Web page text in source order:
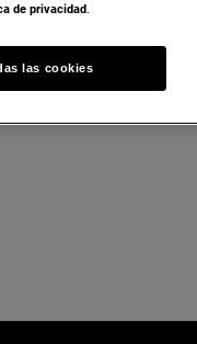
de privacidad.
las cookies